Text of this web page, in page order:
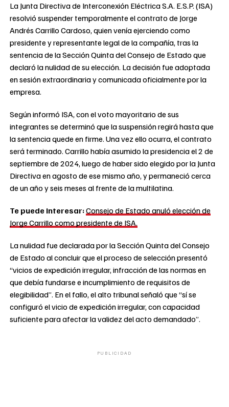
La Junta Directiva de Interconexión Eléctrica S.A. E.S.P. (ISA)
resolvió suspender temporalmente el contrato de Jorge
Andrés Carrillo Cardoso, quien venía ejerciendo como
presidente y representante legal de la compañía, tras la
sentencia de la Sección Quinta del Consejo de Estado que
declaró la nulidad de su elección. La decisión fue adoptada
en sesión extraordinaria y comunicada oficialmente por la
empresa.
Según informó ISA, con el voto mayoritario de sus
integrantes se determinó que la suspensión regirá hasta que
la sentencia quede en firme. Una vez ello ocurra, el contrato
será terminado. Carrillo había asumido la presidencia el 2 de
septiembre de 2024, luego de haber sido elegido por la Junta
Directiva en agosto de ese mismo año, y permaneció cerca
de un año y seis meses al frente de la multilatina.
Te puede interesar:Consejo de Estado anuló elección de
Jorge Carrillo como presidente de ISA.
La nulidad fue declarada por la Sección Quinta del Consejo
de Estado al concluir que el proceso de selección presentó
“vicios de expedición irregular, infracción de las normas en
que debía fundarse e incumplimiento de requisitos de
elegibilidad”. En el fallo, el alto tribunal señaló que “sí se
configuró el vicio de expedición irregular, con capacidad
suficiente para afectar la validez del acto demandado”.
PUBLICIDAD